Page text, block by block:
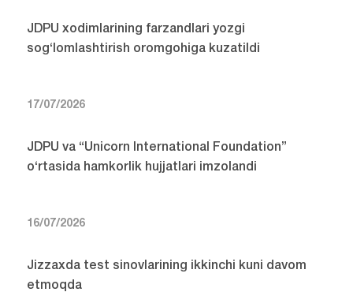
JDPU xodimlarining farzandlari yozgi
sog‘lomlashtirish oromgohiga kuzatildi
17/07/2026
JDPU va “Unicorn International Foundation”
o‘rtasida hamkorlik hujjatlari imzolandi
16/07/2026
Jizzaxda test sinovlarining ikkinchi kuni davom
etmoqda